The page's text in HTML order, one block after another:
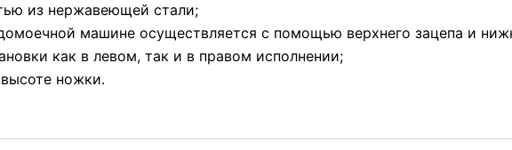
из нержавеющей стали;
машине осуществляется с помощью верхнего зацепа и
как в левом, так и в правом исполнении;
ножки.